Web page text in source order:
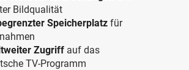
Bildqualität
Speicherplatz für
Zugriff auf das
TV-Programm